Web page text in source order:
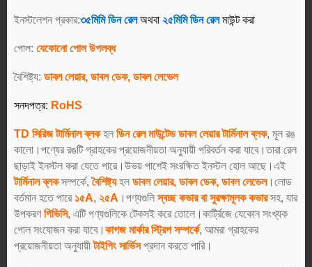
ইনস্টলেশন প্রকার:৩৫মিমি ডিন রেল অথবা ২৫মিমি ডিন রেল মাউন্ট করা
পোল: যেকোনো পোল উপলব্ধ
বৈশিষ্ট্য: ডাবল লেয়ার, ডাবল ডেক, ডাবল লেভেল
সনদপত্র: RoHS
TD সিরিজ টার্মিনাল ব্লকহল ডিন রেল মাউন্টেড ডাবল লেয়ার টার্মিনাল ব্লক, মূল রঙ
কালো।পণ্যের রঙটি গ্রাহকের প্রয়োজনীয়তা অনুযায়ী পরিবর্তন করা যাবে।তারা রেল
ছাড়াই ইনস্টল করা যেতে পারে।উভয় পাশেই সংরক্ষিত ইনস্টল হোল আছে।এই
টার্মিনাল ব্লকসম্পর্কে,বৈশিষ্ট্যহল ডাবল লেয়ার, ডাবল ডেক, ডাবল লেভেল।লোড
বর্তমান হতে পারে ১৫A, ২৫A ।পণ্যগুলিস্বচ্ছ কভার বা সুরক্ষামূলক কভারসহ, যার
উপকরণপিভিসি, এটি পণ্যগুলিকে টেকসই করে তোলে।কার্ট্রিজে যেকোন সংখ্যক
পোল সংযোজন করা যাবে। কাগজ মার্কার স্ট্রিপ সম্পর্কে, আমরা গ্রাহকের
প্রয়োজনীয়তা অনুযায়ীটাইপিং সার্ভিসপ্রদান করতে পারি।